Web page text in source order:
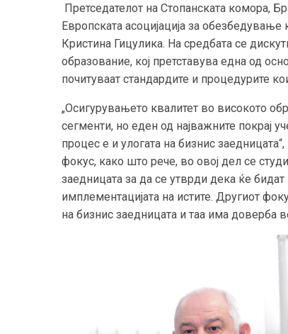
Претседателот на Стопанската комора,
Европската асоцијација за
Кристина Гицулика. На средбата се
образование, кој претставува една од
почитуваат стандардите и процедурите
„Осигурувањето квалитет во високото
сегменти, но еден од најважните покрај
процес е и улогата на бизнис
фокус, како што рече, во овој дел се
заедницата за да се утврди дека ќе
имплементацијата на истите. Другиот
на бизнис заедницата и таа има доверба